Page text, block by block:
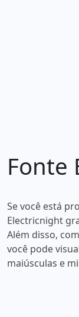
Fonte
Se você está
Electricnight
Além disso,
você pode
maiúsculas e